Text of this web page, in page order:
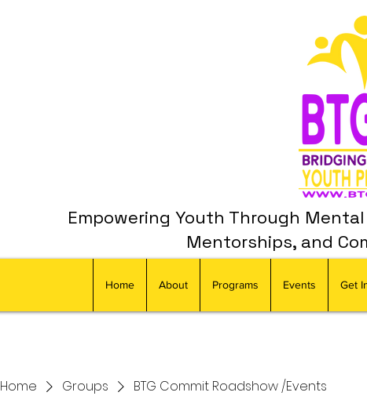
Empowering Youth Through
Mentorships, and
Home About Programs Events Get
Home Groups BTG Commit Roadshow /Events